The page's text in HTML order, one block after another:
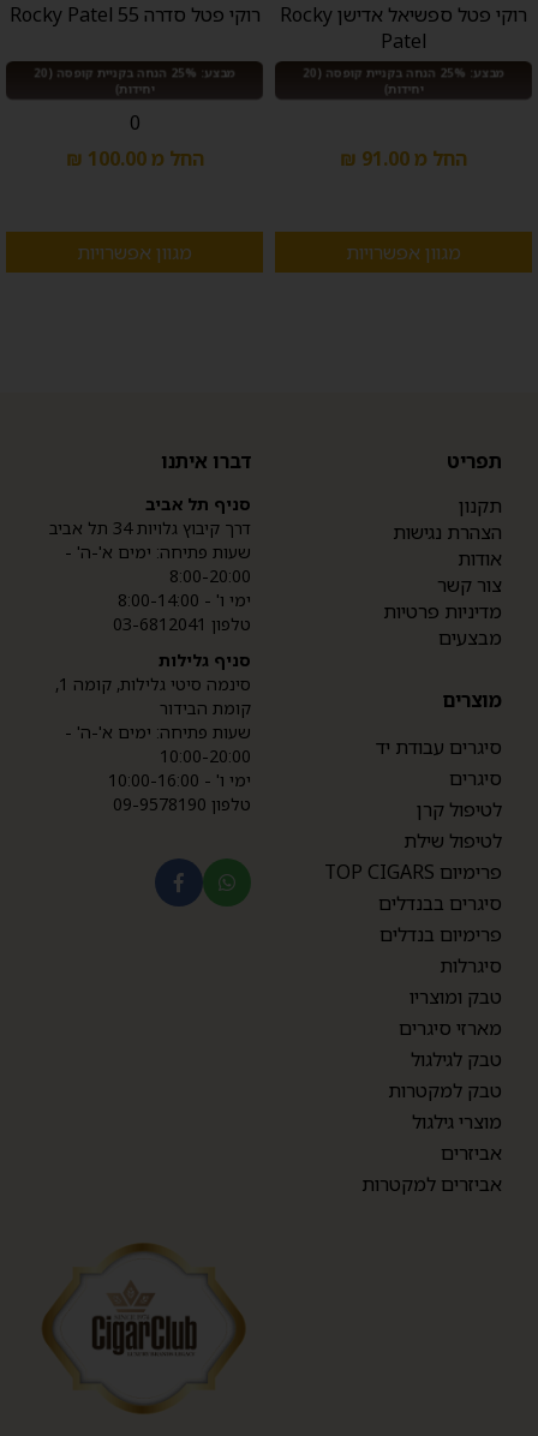
רוקי פטל ספשיאל אדישן Rocky
Patel
מבצע: 25% הנחה בקניית קופסה (20
יחידות)
החל מ 91.00 ₪
מגוון אפשרויות
רוקי פטל סדרה 55 Rocky Patel
מבצע: 25% הנחה בקניית קופסה (20
יחידות)
0
החל מ 100.00 ₪
מגוון אפשרויות
דברו איתנו
סניף תל אביב
דרך קיבוץ גלויות 34 תל אביב
שעות פתיחה: ימים א'-ה' -
8:00-20:00
ימי ו' - 8:00-14:00
טלפון 03-6812041
סניף גלילות
סינמה סיטי גלילות, קומה 1,
קומת הבידור
שעות פתיחה: ימים א'-ה' -
10:00-20:00
ימי ו' - 10:00-16:00
טלפון 09-9578190
תפריט
תקנון
הצהרת נגישות
אודות
צור קשר
מדיניות פרטיות
מבצעים
מוצרים
סיגרים עבודת יד
סיגרים
לטיפול קרן
לטיפול שילת
פרימיום TOP CIGARS
סיגרים בבנדלים
פרימיום בנדלים
סיגרלות
טבק ומוצריו
מארזי סיגרים
טבק לגילגול
טבק למקטרות
מוצרי גילגול
אביזרים
אביזרים למקטרות